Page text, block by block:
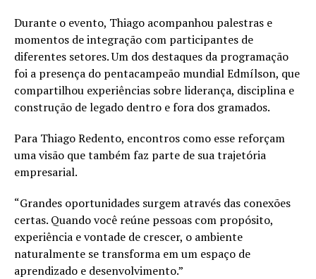
Durante o evento, Thiago acompanhou palestras e
momentos de integração com participantes de
diferentes setores. Um dos destaques da programação
foi a presença do pentacampeão mundial Edmílson, que
compartilhou experiências sobre liderança, disciplina e
construção de legado dentro e fora dos gramados.
Para Thiago Redento, encontros como esse reforçam
uma visão que também faz parte de sua trajetória
empresarial.
“Grandes oportunidades surgem através das conexões
certas. Quando você reúne pessoas com propósito,
experiência e vontade de crescer, o ambiente
naturalmente se transforma em um espaço de
aprendizado e desenvolvimento.”